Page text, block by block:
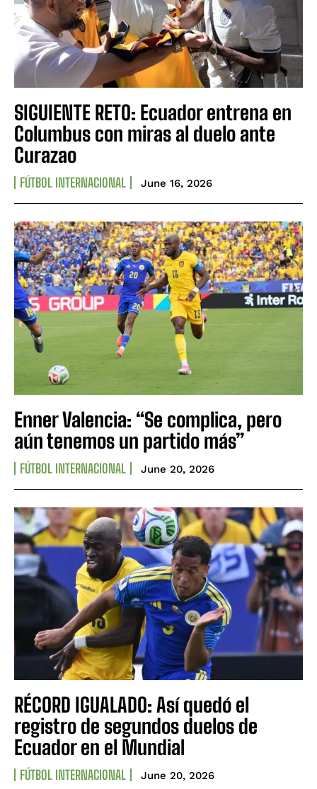
SIGUIENTE RETO: Ecuador entrena en
Columbus con miras al duelo ante
Curazao
FÚTBOL INTERNACIONAL June 16, 2026
Enner Valencia: “Se complica, pero
aún tenemos un partido más”
FÚTBOL INTERNACIONAL June 20, 2026
RÉCORD IGUALADO: Así quedó el
registro de segundos duelos de
Ecuador en el Mundial
FÚTBOL INTERNACIONAL June 20, 2026